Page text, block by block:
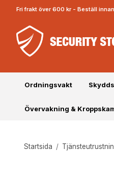
Fri frakt över 600 kr - Beställ
Ordningsvakt
Övervakning &
Startsida /